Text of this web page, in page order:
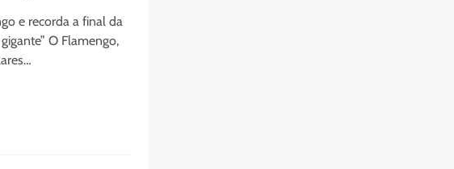
e recorda a final da
O Flamengo,